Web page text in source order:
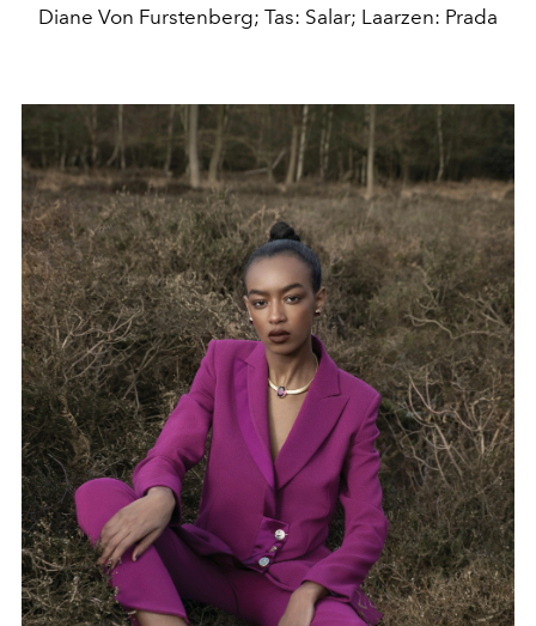
Diane Von Furstenberg; Tas: Salar; Laarzen: Prada